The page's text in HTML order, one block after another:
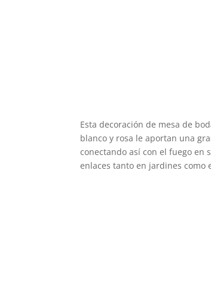
Esta decoración de mesa de
blanco y rosa le aportan una
conectando así con el fuego en
enlaces tanto en jardines como